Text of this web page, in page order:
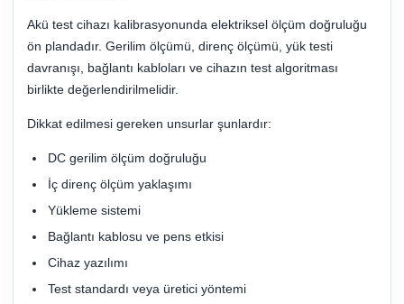
Akü test cihazı kalibrasyonunda elektriksel ölçüm doğruluğu
ön plandadır. Gerilim ölçümü, direnç ölçümü, yük testi
davranışı, bağlantı kabloları ve cihazın test algoritması
birlikte değerlendirilmelidir.
Dikkat edilmesi gereken unsurlar şunlardır:
DC gerilim ölçüm doğruluğu
İç direnç ölçüm yaklaşımı
Yükleme sistemi
Bağlantı kablosu ve pens etkisi
Cihaz yazılımı
Test standardı veya üretici yöntemi